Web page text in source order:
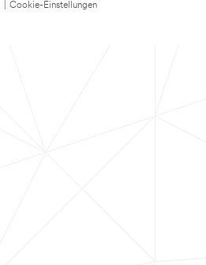
Cookie-Einstellungen